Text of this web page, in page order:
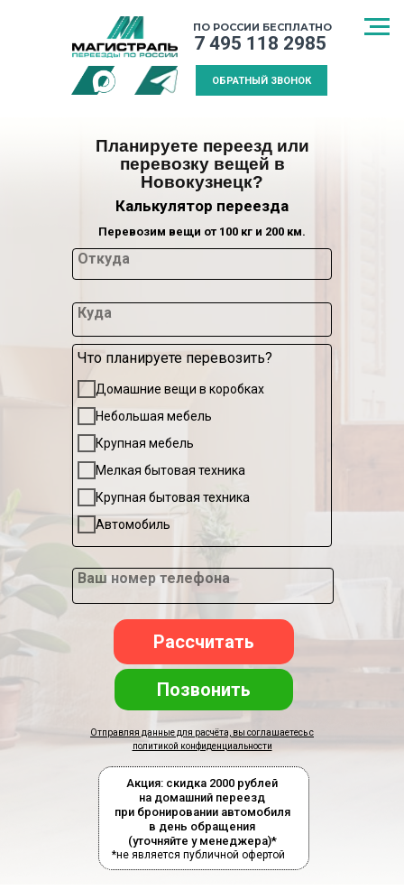
ТРАНСПОРТИРОВКИ
ПЕРЕЕЗД
ПО РОССИИ БЕСПЛАТНО
7 495 118 2985
ОБРАТНЫЙ ЗВОНОК
Планируете переезд или
перевозку вещей в
Новокузнецк?
Калькулятор переезда
Откуда
Куда
Что планируете перевозить?
Домашние вещи в коробках
Небольшая мебель
Крупная мебель
Мелкая бытовая техника
Крупная бытовая техника
Автомобиль
Ваш номер телефона
Рассчитать
Отправляя данные для расчёта, вы соглашаетесь с
политикой конфиденциальности
Акция: скидка 2000 рублей
на домашний переезд
при бронировании автомобиля
в день обращения
(уточняйте у менеджера)*
*не является публичной офертой
Позвонить
Перевозим вещи от 100 кг и 200 км.